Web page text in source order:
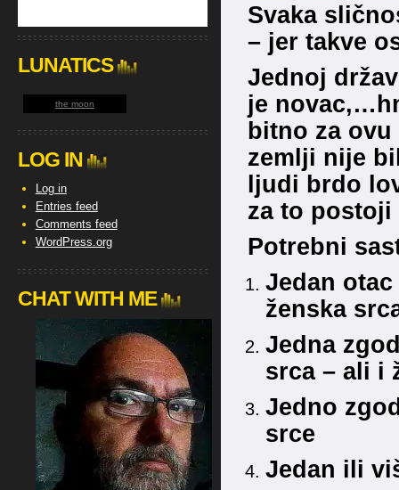
Svaka
– jer takve
Jednoj
je
bitno za
zemlji nije
ljudi brdo
za to postoji
Potrebni
Jedan
ženska
Jedna
srca – ali i
Jedno
srce
Jedan ili
LUNATICS
the moon
LOG IN
Log in
Entries feed
Comments feed
WordPress.org
CHAT WITH ME